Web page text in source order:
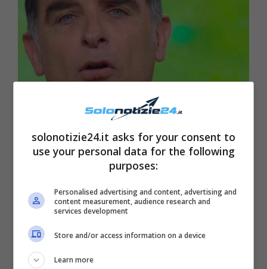
solonotizie24.it asks for your consent to
use your personal data for the following
purposes:
Personalised advertising and content, advertising and
content measurement, audience research and
services development
Store and/or access information on a device
Learn more